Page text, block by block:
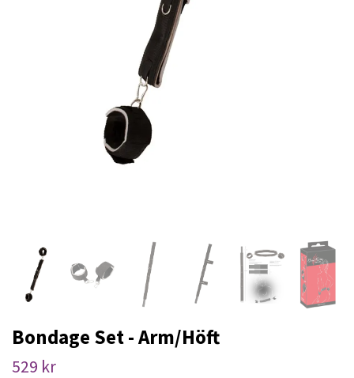
Bondage Set - Arm/Höft
529 kr